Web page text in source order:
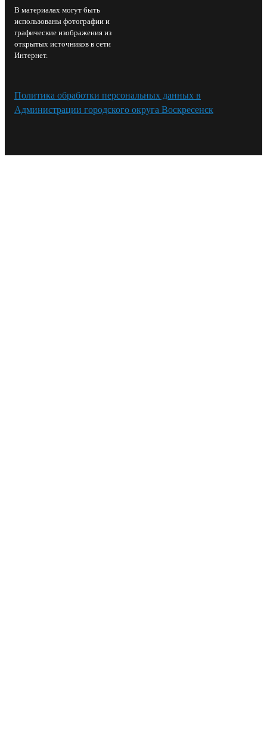
В материалах могут быть
использованы фотографии и
графические изображения из
открытых источников в сети
Интернет.
Политика обработки персональных данных в
Администрации городского округа Воскресенск